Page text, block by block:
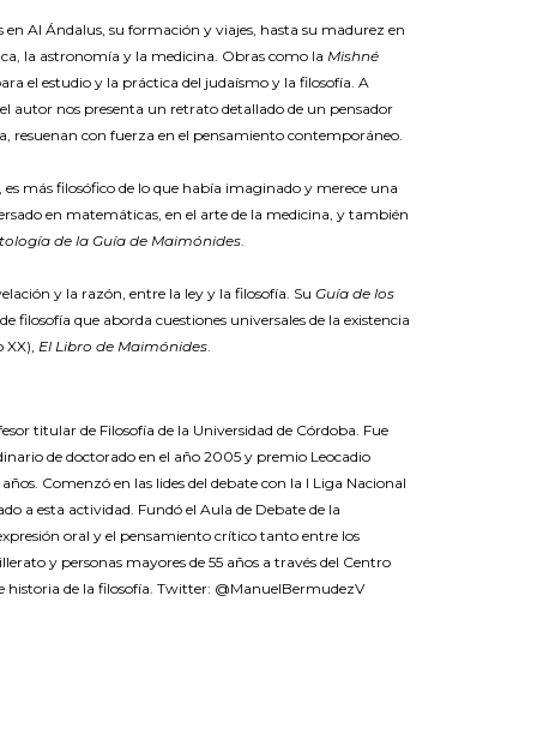
Al Ándalus, su formación y viajes, hasta su madurez en
la astronomía y la medicina. Obras como laMishné
el estudio y la práctica del judaísmo y la filosofía. A
autor nos presenta un retrato detallado de un pensador
resuenan con fuerza en el pensamiento contemporáneo.
, es más filosófico de lo que había imaginado y merece una
en matemáticas, en el arte de la medicina, y también
de la Guía de Maimónides.
y la razón, entre la ley y la filosofía. SuGuía de los
filosofía que aborda cuestiones universales de la existencia
XX),El Libro de Maimónides.
titular de Filosofía de la Universidad de Córdoba. Fue
de doctorado en el año 2005 y premio Leocadio
Comenzó en las lides del debate con la I Liga Nacional
a esta actividad. Fundó el Aula de Debate de la
oral y el pensamiento crítico tanto entre los
y personas mayores de 55 años a través del Centro
historia de la filosofía. Twitter: @ManuelBermudezV